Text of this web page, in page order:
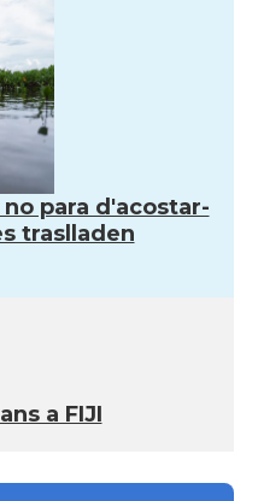
para d'acostar-
traslladen
a FIJI